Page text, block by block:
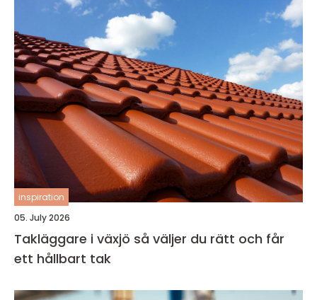
inspiration
05. July 2026
Takläggare i växjö så väljer du rätt och får
ett hållbart tak